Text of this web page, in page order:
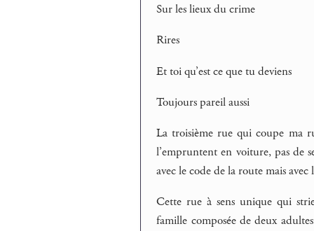
Sur les lieux du crime
Rires
Et toi qu’est ce que tu deviens
Toujours pareil aussi
La troisième rue qui coupe ma
l’empruntent en voiture, pas de
avec le code de la route mais
Cette rue à sens unique qui
famille composée de deux